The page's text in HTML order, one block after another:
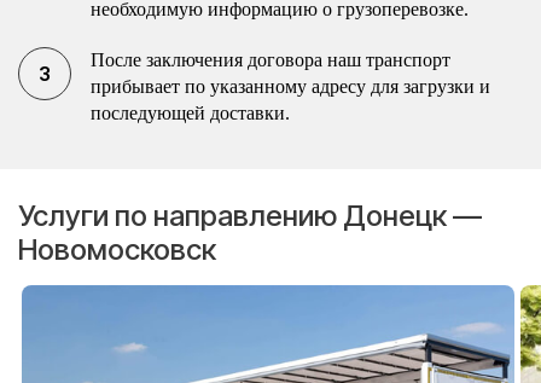
необходимую информацию о грузоперевозке.
После заключения договора наш транспорт
прибывает по указанному адресу для загрузки и
последующей доставки.
Услуги по направлению Донецк —
Новомосковск